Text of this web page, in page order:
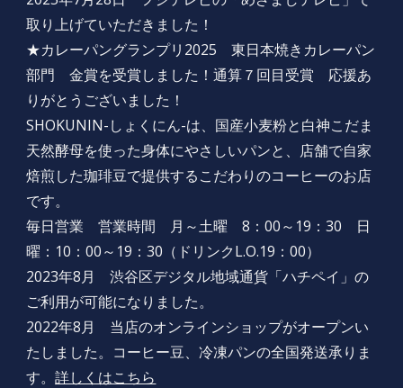
取り上げていただきました！
★カレーパングランプリ2025 東日本焼きカレーパン
部門 金賞を受賞しました！通算７回目受賞 応援あ
りがとうございました！
SHOKUNIN-しょくにん-は、国産小麦粉と白神こだま
天然酵母を使った身体にやさしいパンと、店舗で自家
焙煎した珈琲豆で提供するこだわりのコーヒーのお店
です。
毎日営業 営業時間 月～土曜 8：00～19：30 日
曜：10：00～19：30 （ドリンクL.O.19：00）
2023年8月 渋谷区デジタル地域通貨「ハチペイ」の
ご利用が可能になりました。
2022年8月 当店のオンラインショップがオープンい
たしました。コーヒー豆、冷凍パンの全国発送承りま
す。詳しくはこちら